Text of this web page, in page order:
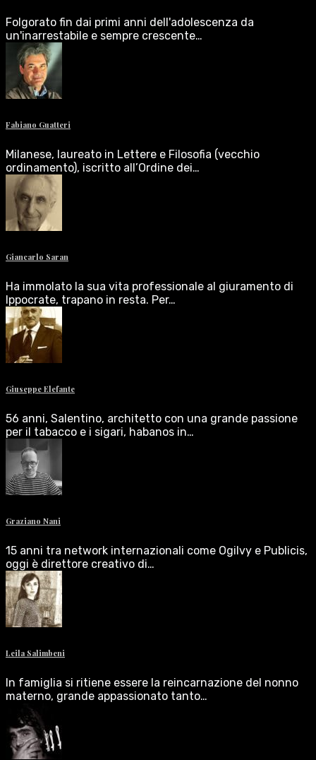
Folgorato fin dai primi anni dell'adolescenza da
un'inarrestabile e sempre crescente…
Fabiano Guatteri
Milanese, laureato in Lettere e Filosofia (vecchio
ordinamento), iscritto all’Ordine dei…
Giancarlo Saran
Ha immolato la sua vita professionale al giuramento di
Ippocrate, trapano in resta. Per…
Giuseppe Elefante
56 anni, Salentino, architetto con una grande passione
per il tabacco e i sigari, habanos in…
Graziano Nani
15 anni tra network internazionali come Ogilvy e Publicis,
oggi è direttore creativo di…
Leila Salimbeni
In famiglia si ritiene essere la reincarnazione del nonno
materno, grande appassionato tanto…